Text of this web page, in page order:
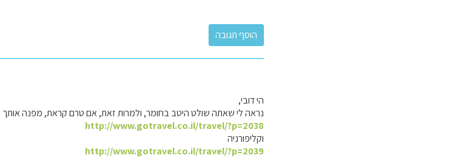
הי דובי,
נראה לי שאתה שולט היטב בחומר, ולמרות זאת, אם טרם קראת, מפנה
http://www.gotravel.co.il/travel/?p=2038
וקליפורניה
http://www.gotravel.co.il/travel/?p=2039